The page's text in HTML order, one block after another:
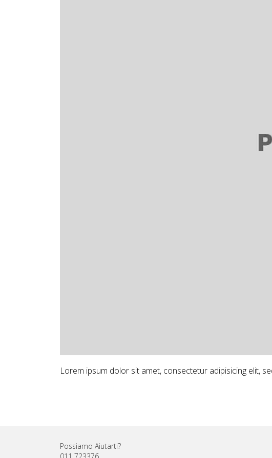
Lorem ipsum dolor sit amet, consectetur adipisicing elit,
Possiamo Aiutarti?
011 723376